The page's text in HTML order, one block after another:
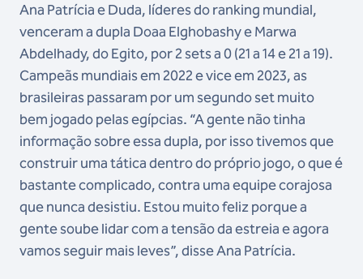
Ana Patrícia e Duda, líderes do ranking mundial,
venceram a dupla Doaa Elghobashy e Marwa
Abdelhady, do Egito, por 2 sets a 0 (21 a 14 e 21 a 19).
Campeãs mundiais em 2022 e vice em 2023, as
brasileiras passaram por um segundo set muito
bem jogado pelas egípcias. “A gente não tinha
informação sobre essa dupla, por isso tivemos que
construir uma tática dentro do próprio jogo, o que é
bastante complicado, contra uma equipe corajosa
que nunca desistiu. Estou muito feliz porque a
gente soube lidar com a tensão da estreia e agora
vamos seguir mais leves”, disse Ana Patrícia.